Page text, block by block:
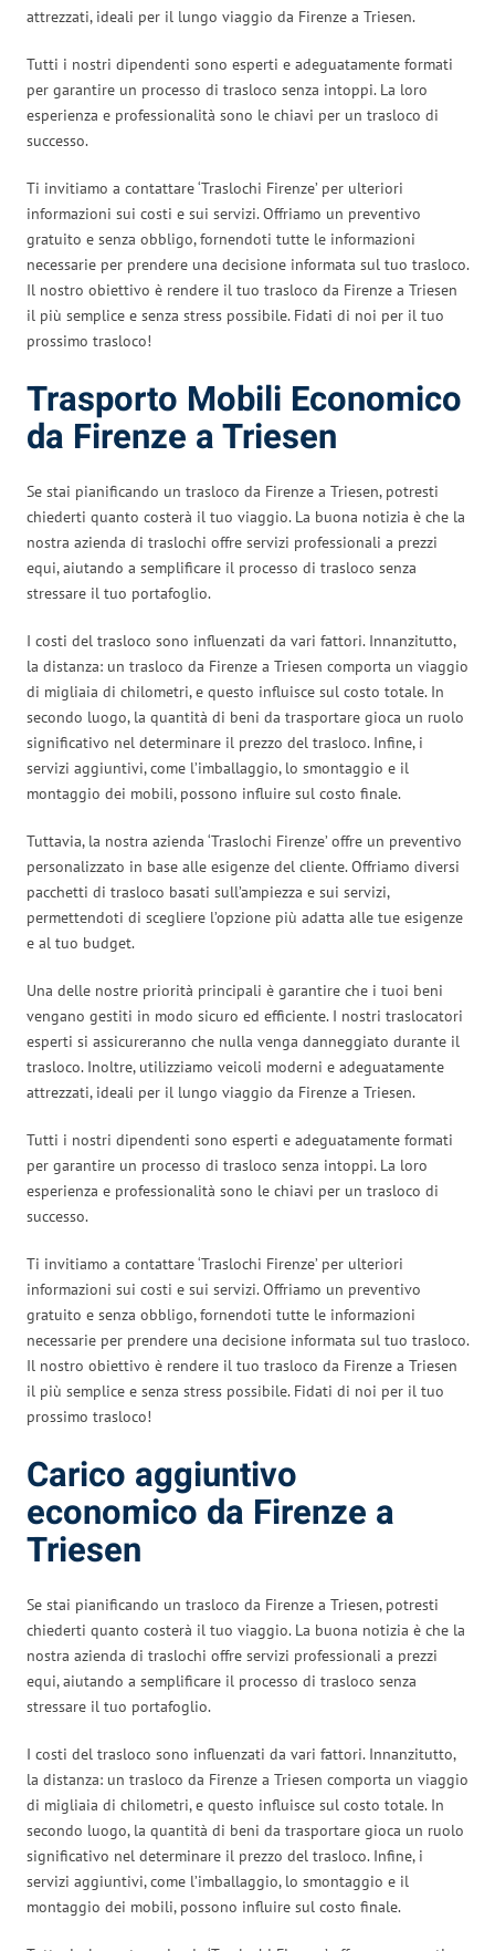
attrezzati, ideali per il lungo viaggio da Firenze a Triesen.
Tutti i nostri dipendenti sono esperti e adeguatamente formati
per garantire un processo di trasloco senza intoppi. La loro
esperienza e professionalità sono le chiavi per un trasloco di
successo.
Ti invitiamo a contattare ‘Traslochi Firenze’ per ulteriori
informazioni sui costi e sui servizi. Offriamo un preventivo
gratuito e senza obbligo, fornendoti tutte le informazioni
necessarie per prendere una decisione informata sul tuo trasloco.
Il nostro obiettivo è rendere il tuo trasloco da Firenze a Triesen
il più semplice e senza stress possibile. Fidati di noi per il tuo
prossimo trasloco!
Trasporto Mobili Economico
da Firenze a Triesen
Se stai pianificando un trasloco da Firenze a Triesen, potresti
chiederti quanto costerà il tuo viaggio. La buona notizia è che la
nostra azienda di traslochi offre servizi professionali a prezzi
equi, aiutando a semplificare il processo di trasloco senza
stressare il tuo portafoglio.
I costi del trasloco sono influenzati da vari fattori. Innanzitutto,
la distanza: un trasloco da Firenze a Triesen comporta un viaggio
di migliaia di chilometri, e questo influisce sul costo totale. In
secondo luogo, la quantità di beni da trasportare gioca un ruolo
significativo nel determinare il prezzo del trasloco. Infine, i
servizi aggiuntivi, come l’imballaggio, lo smontaggio e il
montaggio dei mobili, possono influire sul costo finale.
Tuttavia, la nostra azienda ‘Traslochi Firenze’ offre un preventivo
personalizzato in base alle esigenze del cliente. Offriamo diversi
pacchetti di trasloco basati sull’ampiezza e sui servizi,
permettendoti di scegliere l’opzione più adatta alle tue esigenze
e al tuo budget.
Una delle nostre priorità principali è garantire che i tuoi beni
vengano gestiti in modo sicuro ed efficiente. I nostri traslocatori
esperti si assicureranno che nulla venga danneggiato durante il
trasloco. Inoltre, utilizziamo veicoli moderni e adeguatamente
attrezzati, ideali per il lungo viaggio da Firenze a Triesen.
Tutti i nostri dipendenti sono esperti e adeguatamente formati
per garantire un processo di trasloco senza intoppi. La loro
esperienza e professionalità sono le chiavi per un trasloco di
successo.
Ti invitiamo a contattare ‘Traslochi Firenze’ per ulteriori
informazioni sui costi e sui servizi. Offriamo un preventivo
gratuito e senza obbligo, fornendoti tutte le informazioni
necessarie per prendere una decisione informata sul tuo trasloco.
Il nostro obiettivo è rendere il tuo trasloco da Firenze a Triesen
il più semplice e senza stress possibile. Fidati di noi per il tuo
prossimo trasloco!
Carico aggiuntivo
economico da Firenze a
Triesen
Se stai pianificando un trasloco da Firenze a Triesen, potresti
chiederti quanto costerà il tuo viaggio. La buona notizia è che la
nostra azienda di traslochi offre servizi professionali a prezzi
equi, aiutando a semplificare il processo di trasloco senza
stressare il tuo portafoglio.
I costi del trasloco sono influenzati da vari fattori. Innanzitutto,
la distanza: un trasloco da Firenze a Triesen comporta un viaggio
di migliaia di chilometri, e questo influisce sul costo totale. In
secondo luogo, la quantità di beni da trasportare gioca un ruolo
significativo nel determinare il prezzo del trasloco. Infine, i
servizi aggiuntivi, come l’imballaggio, lo smontaggio e il
montaggio dei mobili, possono influire sul costo finale.